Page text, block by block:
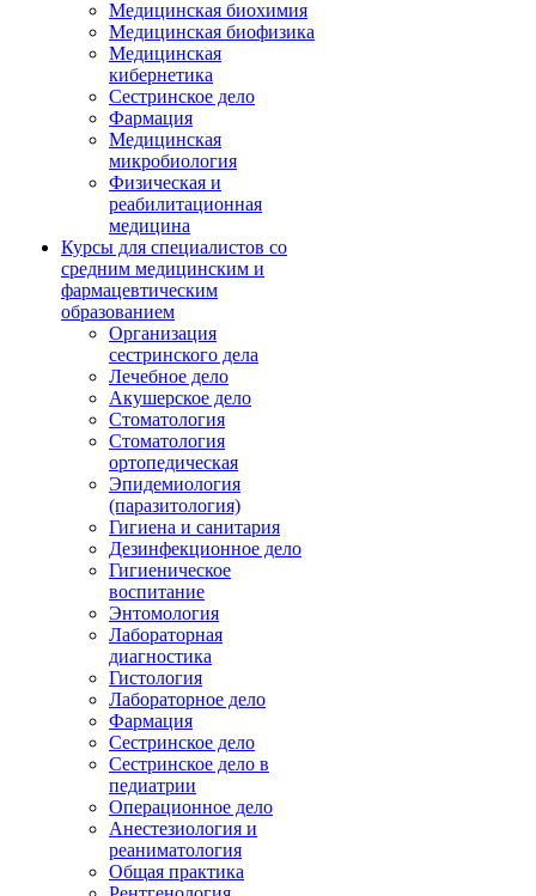
Медицинская биохимия
Медицинская биофизика
Медицинская
кибернетика
Сестринское дело
Фармация
Медицинская
микробиология
Физическая и
реабилитационная
медицина
Курсы для специалистов со
средним медицинским и
фармацевтическим
образованием
Организация
сестринского дела
Лечебное дело
Акушерское дело
Стоматология
Стоматология
ортопедическая
Эпидемиология
(паразитология)
Гигиена и санитария
Дезинфекционное дело
Гигиеническое
воспитание
Энтомология
Лабораторная
диагностика
Гистология
Лабораторное дело
Фармация
Сестринское дело
Сестринское дело в
педиатрии
Операционное дело
Анестезиология и
реаниматология
Общая практика